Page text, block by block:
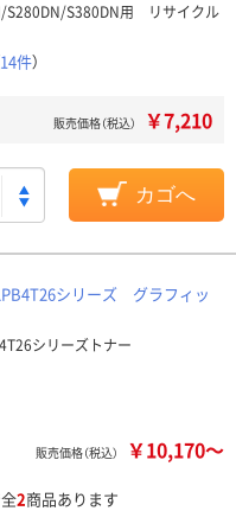
S280DN/S380DN用 リサイクル
14件）
販売価格（税込） ￥7,210
カゴへ
シリーズ グラフィッ
シリーズトナー
販売価格（税込） ￥10,170～
2商品あります